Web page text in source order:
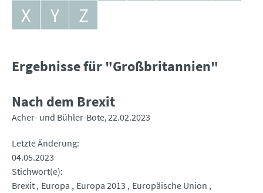
X
Y Z
Ergebnisse für "Großbritannien"
Nach dem Brexit
Acher- und Bühler-Bote 22.02.2023
Letzte Änderung
04.05.2023
Stichwort(e)
Brexit Europa Europa 2013
Europäische Union